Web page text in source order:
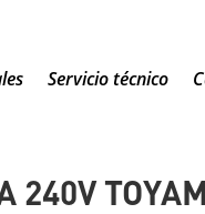
Servicio técnico
240V